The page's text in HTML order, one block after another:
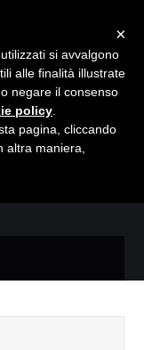
×
si avvalgono
alle finalità illustrate
negare il consenso
policy
pagina, cliccando
altra maniera,